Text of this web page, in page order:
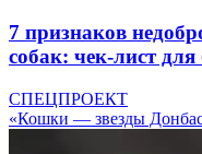
7 признаков
собак: чек-лист
СПЕЦПРОЕКТ
«Кошки — звезды